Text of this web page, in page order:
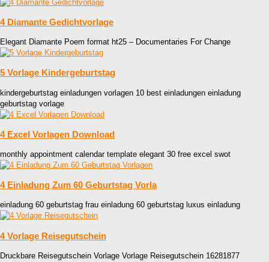
4 Diamante Gedichtvorlage
Elegant Diamante Poem format ht25 – Documentaries For Change
5 Vorlage Kindergeburtstag
kindergeburtstag einladungen vorlagen 10 best einladungen einladung
geburtstag vorlage
4 Excel Vorlagen Download
monthly appointment calendar template elegant 30 free excel swot
4 Einladung Zum 60 Geburtstag Vorla
einladung 60 geburtstag frau einladung 60 geburtstag luxus einladung
4 Vorlage Reisegutschein
Druckbare Reisegutschein Vorlage Vorlage Reisegutschein 16281877